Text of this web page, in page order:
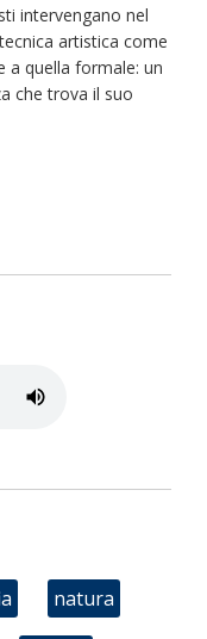
intervengano nel
artistica come
a quella formale: un
che trova il suo
natura